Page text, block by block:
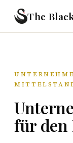
The
für den